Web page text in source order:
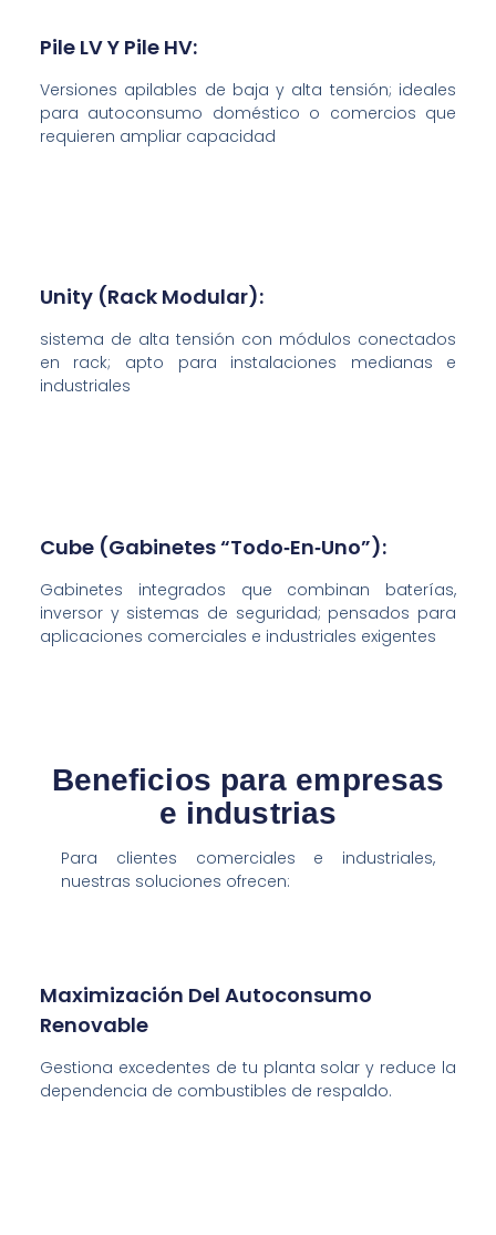
Pile LV Y Pile HV:
Versiones apilables de baja y alta tensión; ideales
para autoconsumo doméstico o comercios que
requieren ampliar capacidad
Unity (rack Modular):
sistema de alta tensión con módulos conectados
en rack; apto para instalaciones medianas e
industriales
Cube (gabinetes “todo‑en‑uno”):
Gabinetes integrados que combinan baterías,
inversor y sistemas de seguridad; pensados para
aplicaciones comerciales e industriales exigentes
Beneficios para empresas
e industrias
Para clientes comerciales e industriales,
nuestras soluciones ofrecen:
Maximización Del Autoconsumo
Renovable
Gestiona excedentes de tu planta solar y reduce la
dependencia de combustibles de respaldo.